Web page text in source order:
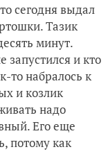
сегодня выдал
Тазик
минут.
запустился и кто
то набралось к
и козлик
надо
Его еще
потому как